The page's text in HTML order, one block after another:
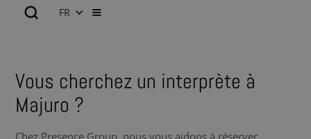
FR
Vous cherchez un interprète à
Majuro ?
Chez Presence Group, nous vous aidons à réserver